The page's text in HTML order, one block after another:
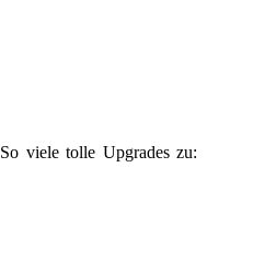
So viele tolle Upgrades zu: